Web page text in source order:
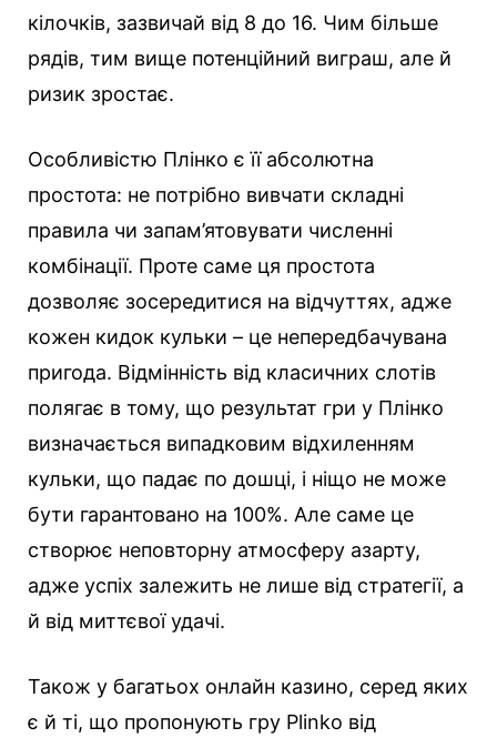
кілочків, зазвичай від 8 до 16. Чим більше
рядів, тим вище потенційний виграш, але й
ризик зростає.
Особливістю Плінко є її абсолютна
простота: не потрібно вивчати складні
правила чи запам’ятовувати численні
комбінації. Проте саме ця простота
дозволяє зосередитися на відчуттях, адже
кожен кидок кульки – це непередбачувана
пригода. Відмінність від класичних слотів
полягає в тому, що результат гри у Плінко
визначається випадковим відхиленням
кульки, що падає по дошці, і ніщо не може
бути гарантовано на 100%. Але саме це
створює неповторну атмосферу азарту,
адже успіх залежить не лише від стратегії, а
й від миттєвої удачі.
Також у багатьох онлайн казино, серед яких
є й ті, що пропонують гру Plinko від